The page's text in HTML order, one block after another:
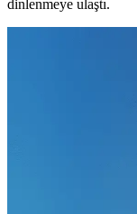
dinlenmeye ulaştı.